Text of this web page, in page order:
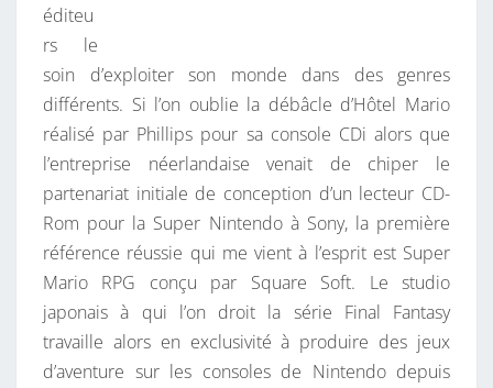
Z
A
R
C
H
E
Z
M
A
R
I
éditeu
rs le
soin d’exploiter son monde dans des genres
différents. Si l’on oublie la débâcle d’Hôtel Mario
réalisé par Phillips pour sa console CDi alors que
l’entreprise néerlandaise venait de chiper le
partenariat initiale de conception d’un lecteur CD-
Rom pour la Super Nintendo à Sony, la première
référence réussie qui me vient à l’esprit est Super
Mario RPG conçu par Square Soft. Le studio
japonais à qui l’on droit la série Final Fantasy
travaille alors en exclusivité à produire des jeux
d’aventure sur les consoles de Nintendo depuis